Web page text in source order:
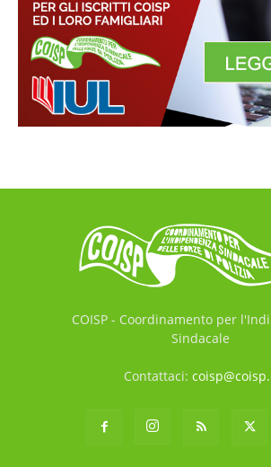
COISP - Coordinamento per
Sindacale
Contattaci: